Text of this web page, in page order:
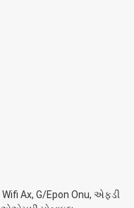
Wifi Ax, G/Epon Onu, એફડી